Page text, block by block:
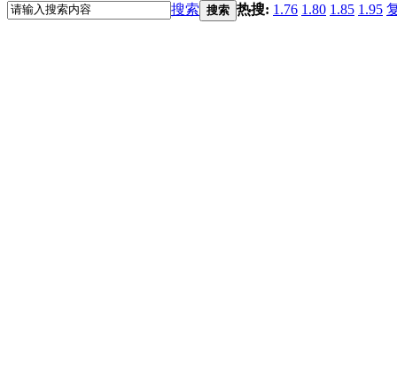
搜索 搜索 热搜: 1.76 1.80 1.85 1.95